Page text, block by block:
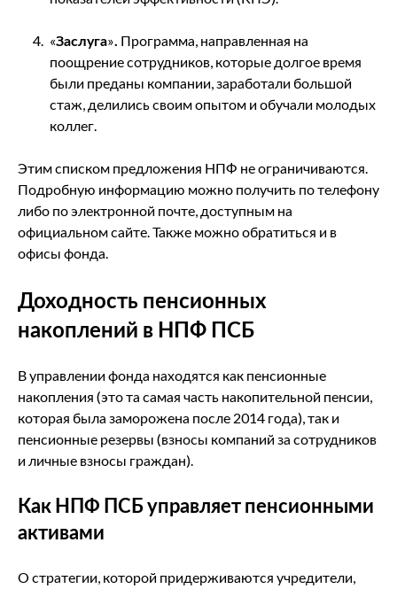
«Заслуга». Программа, направленная на
поощрение сотрудников, которые долгое время
были преданы компании, заработали большой
стаж, делились своим опытом и обучали молодых
коллег.
Этим списком предложения НПФ не ограничиваются.
Подробную информацию можно получить по телефону
либо по электронной почте, доступным на
официальном сайте. Также можно обратиться и в
офисы фонда.
Доходность пенсионных
накоплений в НПФ ПСБ
В управлении фонда находятся как пенсионные
накопления (это та самая часть накопительной пенсии,
которая была заморожена после 2014 года), так и
пенсионные резервы (взносы компаний за сотрудников
и личные взносы граждан).
Как НПФ ПСБ управляет пенсионными
активами
О стратегии, которой придерживаются учредители,